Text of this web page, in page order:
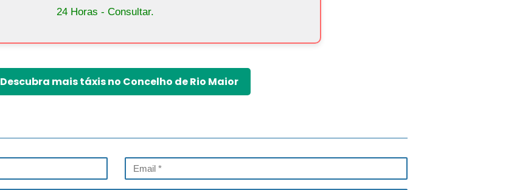
24 Horas - Consultar.
Descubra mais táxis no Concelho de Rio Maior